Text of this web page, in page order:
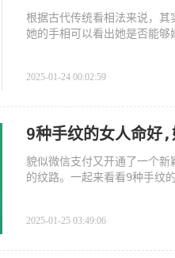
根据古代传统看相法来说，
她的手相可以看出她是否能
2025-01-24 00:02:59
9种手纹的女人命好
貌似微信支付又开通了一个
的纹路。一起来看看9种手纹
2025-01-25 03:49:06